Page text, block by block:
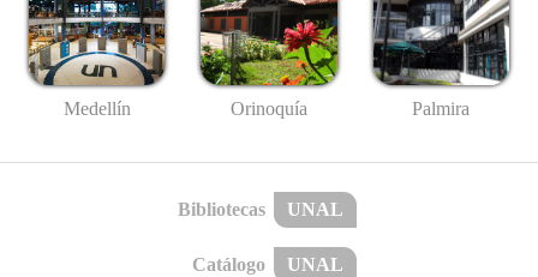
Medellín Orinoquía Palmira
Bibliotecas UNAL
Catálogo UNAL